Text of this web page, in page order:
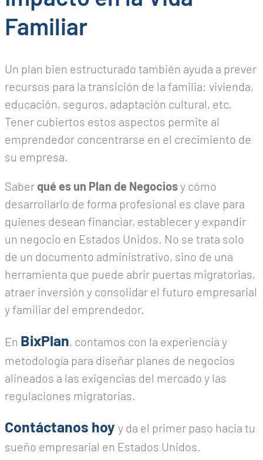
Familiar
Un plan bien estructurado también ayuda a prever
recursos para la transición de la familia: vivienda,
educación, seguros, adaptación cultural, etc.
Tener cubiertos estos aspectos permite al
emprendedor concentrarse en el crecimiento de
su empresa.
Saberqué es un Plan de Negociosy cómo
desarrollarlo de forma profesional es clave para
quienes desean financiar, establecer y expandir
un negocio en Estados Unidos. No se trata solo
de un documento administrativo, sino de una
herramienta que puede abrir puertas migratorias,
atraer inversión y consolidar el futuro empresarial
y familiar del emprendedor.
En BixPlan, contamos con la experiencia y
metodología para diseñar planes de negocios
alineados a las exigencias del mercado y las
regulaciones migratorias.
Contáctanos hoy y da el primer paso hacia tu
sueño empresarial en Estados Unidos.